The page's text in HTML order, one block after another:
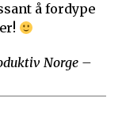
å fordype
Norge –